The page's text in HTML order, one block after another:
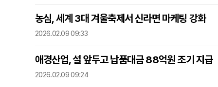
농심, 세계 3대 겨울축제서 신라면 마케팅 강화
2026.02.09 09:33
애경산업, 설 앞두고 납품대금 88억원 조기 지급
2026.02.09 09:24